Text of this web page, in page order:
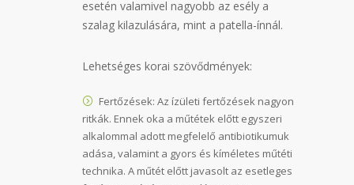
esetén valamivel nagyobb az esély a
szalag kilazulására, mint a patella-ínnál.
Lehetséges korai szövődmények:
Fertőzések: Az ízületi fertőzések nagyon
ritkák. Ennek oka a műtétek előtt egyszeri
alkalommal adott megfelelő antibiotikumuk
adása, valamint a gyors és kíméletes műtéti
technika. A műtét előtt javasolt az esetleges